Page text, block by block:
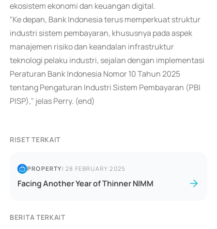
ekosistem ekonomi dan keuangan digital.
"Ke depan, Bank Indonesia terus memperkuat struktur
industri sistem pembayaran, khususnya pada aspek
manajemen risiko dan keandalan infrastruktur
teknologi pelaku industri, sejalan dengan implementasi
Peraturan Bank Indonesia Nomor 10 Tahun 2025
tentang Pengaturan Industri Sistem Pembayaran (PBI
PISP)," jelas Perry. (end)
RISET TERKAIT
PROPERTY|28 FEBRUARY 2025
Facing Another Year of Thinner NIMM
BERITA TERKAIT